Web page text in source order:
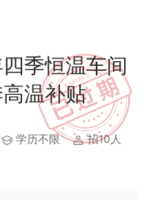
季恒温车间
温补贴
学历不限 招10人